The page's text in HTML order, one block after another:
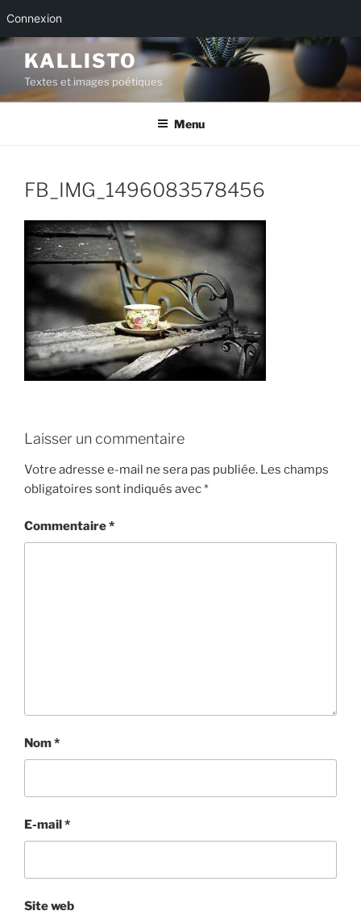
Connexion
Aller
contenu
principal
KALLISTO
Textes et images poétiques
Menu
FB_IMG_1496083578456
Laisser un commentaire
Votre adresse e-mail ne sera pas publiée. Les champs
obligatoires sont indiqués avec*
Commentaire*
Nom*
E-mail *
Site web